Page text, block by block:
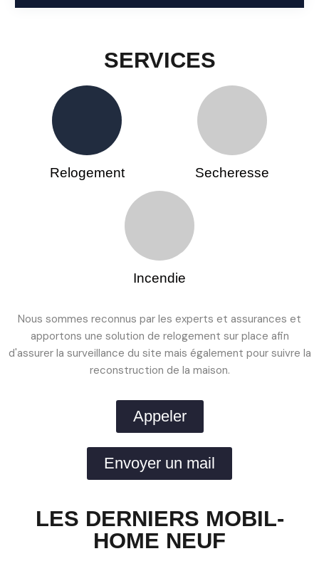
SERVICES
Relogement Secheresse
Incendie
Nous sommes reconnus par les experts et assurances et
apportons une solution de relogement sur place afin
d'assurer la surveillance du site mais également pour suivre la
reconstruction de la maison.
Appeler
Envoyer un mail
LES DERNIERS MOBIL-
HOME NEUF